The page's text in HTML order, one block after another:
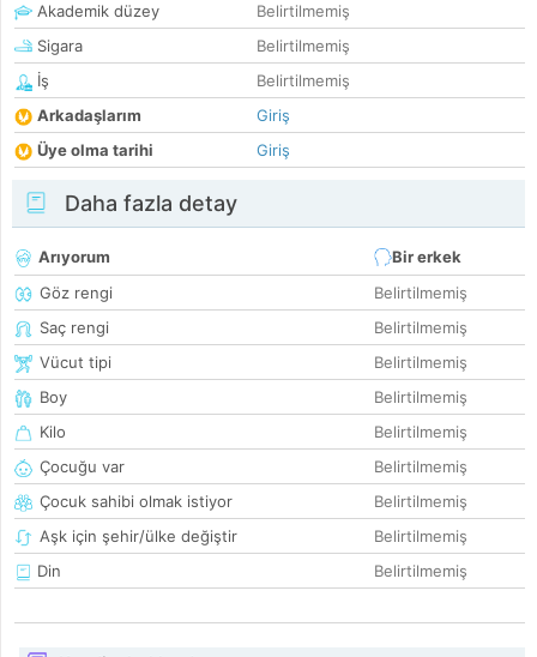
Akademik düzey
Belirtilmemiş
Sigara
Belirtilmemiş
İş
Belirtilmemiş
Arkadaşlarım
Giriş
Üye olma tarihi
Giriş
Daha fazla detay
Arıyorum
Bir erkek
Göz rengi
Belirtilmemiş
Saç rengi
Belirtilmemiş
Vücut tipi
Belirtilmemiş
Boy
Belirtilmemiş
Kilo
Belirtilmemiş
Çocuğu var
Belirtilmemiş
Çocuk sahibi olmak istiyor
Belirtilmemiş
Aşk için şehir/ülke değiştir
Belirtilmemiş
Din
Belirtilmemiş